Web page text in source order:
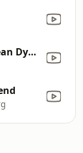
I Think I Love Him (Kean Dysso Remix)